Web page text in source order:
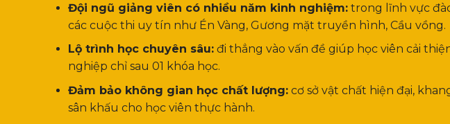
Đội ngũ giảng viên có nhiều năm kinh nghiệm:trong lĩnh vực
các cuộc thi uy tín như Én Vàng, Gương mặt truyền hình, Cầu vồng.
Lộ trình học chuyên sâu:đi thẳng vào vấn đề giúp học viên cải
nghiệp chỉ sau 01 khóa học.
Đảm bảo không gian học chất lượng:cơ sở vật chất hiện đại,
sân khấu cho học viên thực hành.